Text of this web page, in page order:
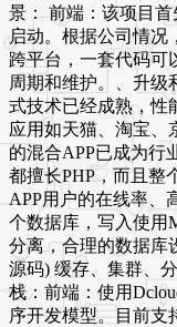
景： 前端：该项目
启动。根据公司情况
跨平台，一套代码可
周期和维护。、升级
式技术已经成熟，性
应用如天猫、淘宝、
的混合APP已成为行
都擅长PHP，而且整
APP用户的在线率、
个数据库，写入使用
分离，合理的数据库
源码) 缓存、集群、
栈：前端：使用
序开发模型。目前支